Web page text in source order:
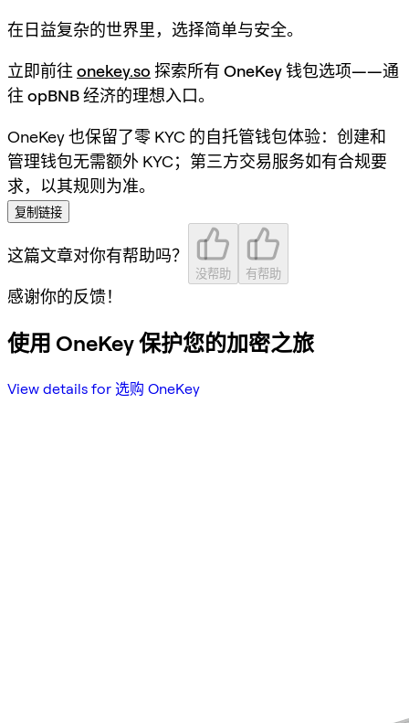
在日益复杂的世界里，选择简单与安全。
立即前往 onekey.so 探索所有 OneKey 钱包选项——通
往 opBNB 经济的理想入口。
OneKey 也保留了零 KYC 的自托管钱包体验：创建和
管理钱包无需额外 KYC；第三方交易服务如有合规要
求，以其规则为准。
复制链接
这篇文章对你有帮助吗？
没帮助 有帮助
感谢你的反馈！
使用 OneKey 保护您的加密之旅
View details for 选购 OneKey